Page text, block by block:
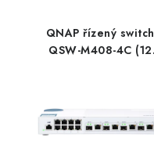
QNAP řízený switch
QSW-M408-4C (12